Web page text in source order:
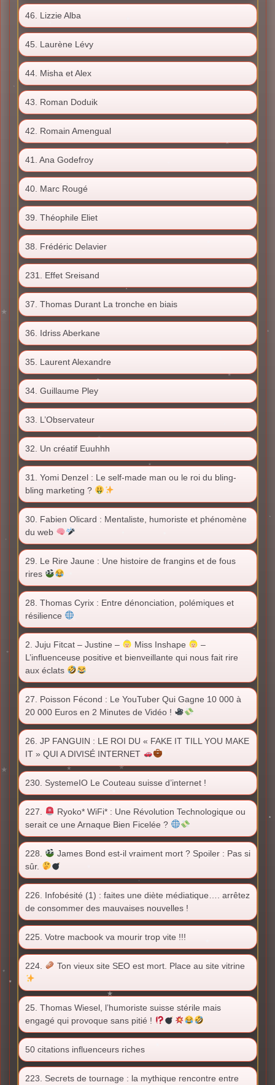
46. Lizzie Alba
45. Laurène Lévy
44. Misha et Alex
43. Roman Doduik
42. Romain Amengual
41. Ana Godefroy
40. Marc Rougé
39. Théophile Eliet
38. Frédéric Delavier
231. Effet Sreisand
37. Thomas Durant La tronche en biais
36. Idriss Aberkane
35. Laurent Alexandre
34. Guillaume Pley
33. L’Observateur
32. Un créatif Euuhhh
31. Yomi Denzel : Le self-made man ou le roi du bling-
bling marketing ?
30. Fabien Olicard : Mentaliste, humoriste et phénomène
du web
29. Le Rire Jaune : Une histoire de frangins et de fous
rires
28. Thomas Cyrix : Entre dénonciation, polémiques et
résilience
2. Juju Fitcat – Justine – Miss Inshape
–
L’influenceuse positive et bienveillante qui nous fait rire
aux éclats
27. Poisson Fécond : Le YouTuber Qui Gagne 10 000 à
20 000 Euros en 2 Minutes de Vidéo !
26. JP FANGUIN : LE ROI DU « FAKE IT TILL YOU MAKE
IT » QUI A DIVISÉ INTERNET
230. SystemeIO Le Couteau suisse d’internet !
227.
Ryoko* WiFi* : Une Révolution Technologique ou
serait ce une Arnaque Bien Ficelée ?
228.
James Bond est-il vraiment mort ? Spoiler : Pas si
sûr.
226. Infobésité (1) : faites une diète médiatique…. arrêtez
de consommer des mauvaises nouvelles !
225. Votre macbook va mourir trop vite !!!
224. Ton vieux site SEO est mort. Place au site vitrine
25. Thomas Wiesel, l’humoriste suisse stérile mais
engagé qui provoque sans pitié !
50 citations influenceurs riches
223. Secrets de tournage : la mythique rencontre entre